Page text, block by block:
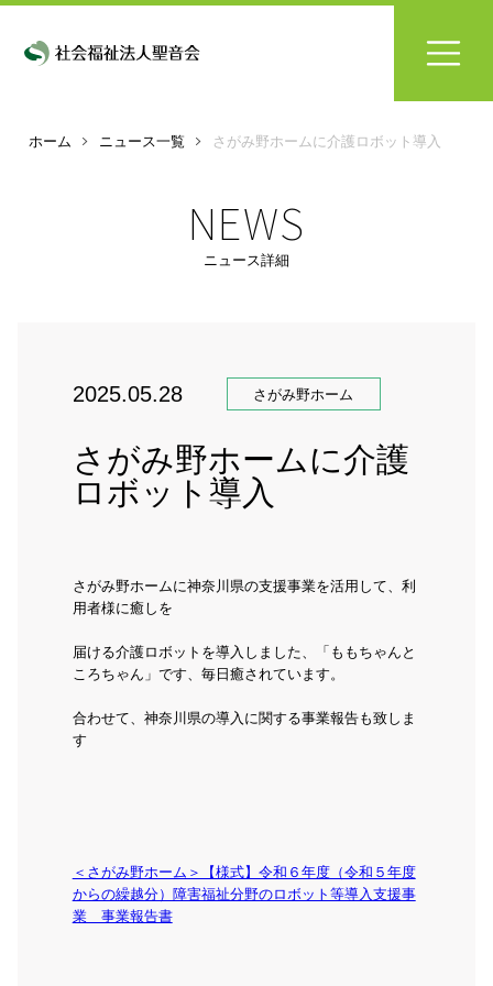
ホーム ニュース一覧 さがみ野ホームに介護ロボット導入
NEWS
ニュース詳細
2025.05.28 さがみ野ホーム
さがみ野ホームに介護
ロボット導入
さがみ野ホームに神奈川県の支援事業を活用して、利
用者様に癒しを
届ける介護ロボットを導入しました、「ももちゃんと
ころちゃん」です、毎日癒されています。
合わせて、神奈川県の導入に関する事業報告も致しま
す
＜さがみ野ホーム＞【様式】令和６年度（令和５年度
からの繰越分）障害福祉分野のロボット等導入支援事
業 事業報告書